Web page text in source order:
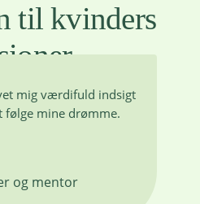
til kvinders
inspirerer kvinder dagligt
mig værdifuld indsigt
følge mine drømme.
og mentor